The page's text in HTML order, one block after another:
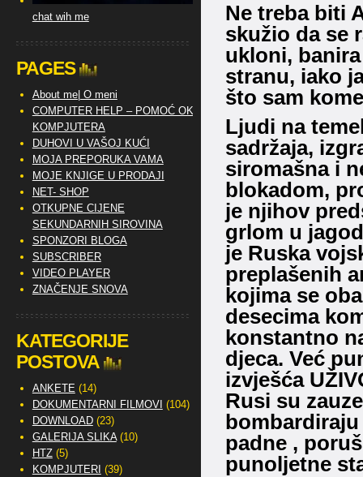
Ne treba biti
skužio da se
ukloni,
stranu, iako
što sam
Ljudi na
sadržaja,
siromašna i
blokadom,
je njihov
grlom u
je Ruska
preplašenih
kojima se
desecima
konstantno
djeca. Već
izvješća
Rusi su
padne ,
punoljetne
chat wih me
PAGES
About me| O meni
COMPUTER HELP – POMOĆ OKO
KOMPJUTERA
DUHOVI U VAŠOJ KUĆI
MOJA PREPORUKA VAMA
MOJE KNJIGE U PRODAJI
NET- SHOP
OTKUPNE CIJENE
SEKUNDARNIH SIROVINA
SPONZORI BLOGA
SUBSCRIBER
VIDEO PLAYER
ZNAČENJE SNOVA
KATEGORIJE
POSTOVA
ANKETE (14)
DOKUMENTARNI FILMOVI (104)
DOWNLOAD(23)
GALERIJA SLIKA(10)
HTZ(5)
KOMPJUTERI (39)